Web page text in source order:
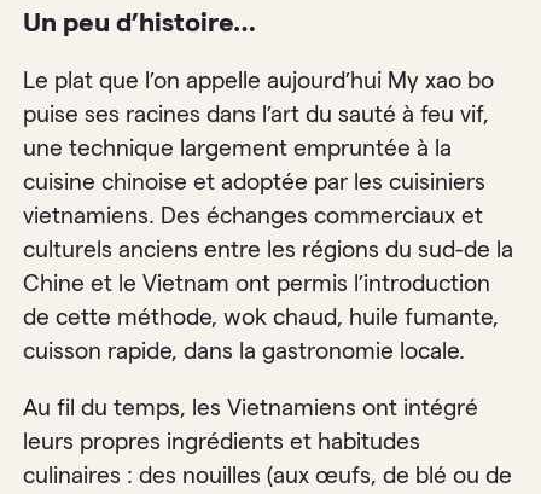
Un peu d’histoire…
Le plat que l’on appelle aujourd’hui My xao bo
puise ses racines dans l’art du sauté à feu vif,
une technique largement empruntée à la
cuisine chinoise et adoptée par les cuisiniers
vietnamiens. Des échanges commerciaux et
culturels anciens entre les régions du sud-de la
Chine et le Vietnam ont permis l’introduction
de cette méthode, wok chaud, huile fumante,
cuisson rapide, dans la gastronomie locale.
Au fil du temps, les Vietnamiens ont intégré
leurs propres ingrédients et habitudes
culinaires : des nouilles (aux œufs, de blé ou de